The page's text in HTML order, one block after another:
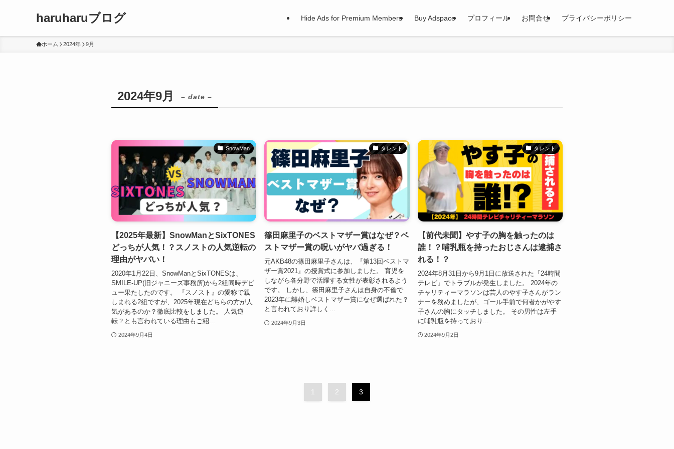
haruharuブログ Hide Ads for Premium Members Buy Adspace プロフィール お問合せ プライバシーポリシー
ホーム 2024年 9月
2024年9月 – date –
SnowMan
【2025年最新】SnowManとSixTONES
どっちが人気！？スノストの人気逆転の
理由がヤバい！
2020年1月22日、SnowManとSixTONESは、
SMILE-UP(旧ジャニーズ事務所)から2組同時デビ
ュー果たしたのです。 『スノスト』の愛称で親
しまれる2組ですが、2025年現在どちらの方が人
気があるのか？徹底比較をしました。 人気逆
転？とも言われている理由もご紹...
2024年9月4日
タレント
篠田麻里子のベストマザー賞はなぜ？ベ
ストマザー賞の呪いがヤバ過ぎる！
元AKB48の篠田麻里子さんは、『第13回ベストマ
ザー賞2021』の授賞式に参加しました。 育児を
しながら各分野で活躍する女性が表彰されるよう
です。 しかし、篠田麻里子さんは自身の不倫で
2023年に離婚しベストマザー賞になぜ選ばれた？
と言われており詳しく...
2024年9月3日
タレント
【前代未聞】やす子の胸を触ったのは
誰！？哺乳瓶を持ったおじさんは逮捕さ
れる！？
2024年8月31日から9月1日に放送された『24時間
テレビ』でトラブルが発生しました。 2024年の
チャリティーマラソンは芸人のやす子さんがラン
ナーを務めましたが、ゴール手前で何者かがやす
子さんの胸にタッチしました。 その男性は左手
に哺乳瓶を持っており...
2024年9月2日
1 2 3